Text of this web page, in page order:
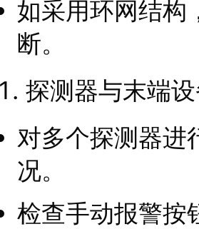
如采用环网结构
断。
探测器与末端
对多个探测器进
况。
检查手动报警按